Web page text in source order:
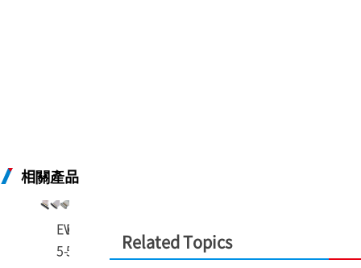
相關產品
EVAFLEX
5-SE VT
EVAFLEX
5-SE Related Topics